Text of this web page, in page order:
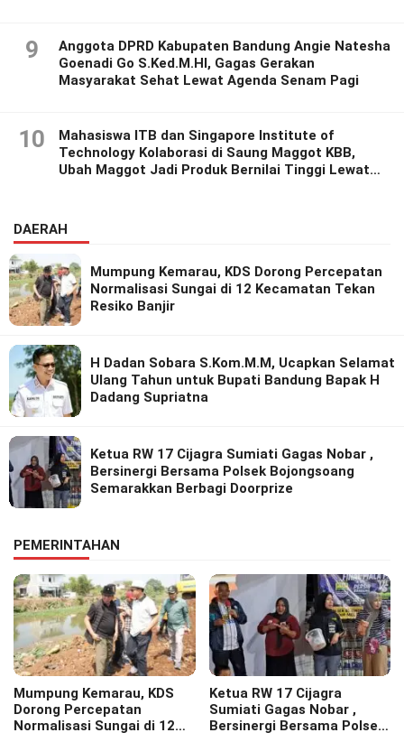
9
Anggota DPRD Kabupaten Bandung Angie Natesha
Goenadi Go S.Ked.M.HI, Gagas Gerakan
Masyarakat Sehat Lewat Agenda Senam Pagi
10
Mahasiswa ITB dan Singapore Institute of
Technology Kolaborasi di Saung Maggot KBB,
Ubah Maggot Jadi Produk Bernilai Tinggi Lewat
DAERAH
Mumpung Kemarau, KDS Dorong Percepatan
Normalisasi Sungai di 12 Kecamatan Tekan
Resiko Banjir
H Dadan Sobara S.Kom.M.M, Ucapkan Selamat
Ulang Tahun untuk Bupati Bandung Bapak H
Dadang Supriatna
Ketua RW 17 Cijagra Sumiati Gagas Nobar ,
Bersinergi Bersama Polsek Bojongsoang
Semarakkan Berbagi Doorprize
PEMERINTAHAN
Mumpung Kemarau, KDS
Dorong Percepatan
Normalisasi Sungai di 12
Ketua RW 17 Cijagra
Sumiati Gagas Nobar ,
Bersinergi Bersama Polsek